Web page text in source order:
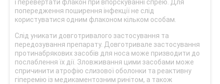
і перевертати флакон при впорскуванні спрею. Для
попередження поширення інфекції не слід
користуватися одним флаконом кільком особам.
Слід уникати довготривалого застосування та
передозування препарату. Довготривале застосування
протинабрякових засобів для носа може призводити до
послаблення їх дії. Зловживання цими засобами може
спричинити атрофію слизової оболонки та реактивну
гіперемію із медикаментозним ринітом, а також